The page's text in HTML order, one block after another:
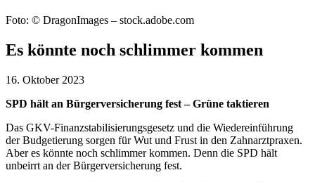
Foto: © DragonImages – stock.adobe.com
Es könnte noch schlimmer kommen
16. Oktober 2023
SPD hält an Bürgerversicherung fest – Grüne taktieren
Das GKV-Finanzstabilisierungsgesetz und die Wiedereinführung
der Budgetierung sorgen für Wut und Frust in den Zahnarztpraxen.
Aber es könnte noch schlimmer kommen. Denn die SPD hält
unbeirrt an der Bürgerversicherung fest.